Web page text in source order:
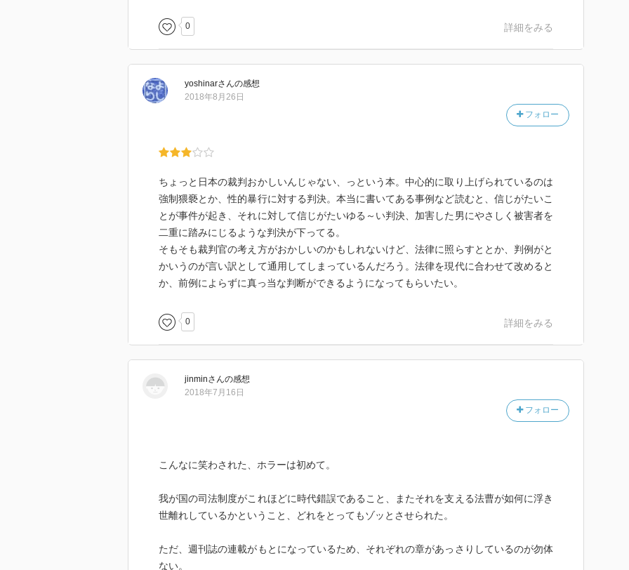
0 詳細をみる
yoshinarさんの感想
フォロー
2018年8月26日
ちょっと日本の裁判おかしいんじゃない、っという本。中心的に取り上げられているのは
強制猥褻とか、性的暴行に対する判決。本当に書いてある事例など読むと、信じがたいこ
とが事件が起き、それに対して信じがたいゆる～い判決、加害した男にやさしく被害者を
二重に踏みにじるような判決が下ってる。
そもそも裁判官の考え方がおかしいのかもしれないけど、法律に照らすととか、判例がと
かいうのが言い訳として通用してしまっているんだろう。法律を現代に合わせて改めると
か、前例によらずに真っ当な判断ができるようになってもらいたい。
0 詳細をみる
jinminさんの感想
フォロー
2018年7月16日
こんなに笑わされた、ホラーは初めて。
我が国の司法制度がこれほどに時代錯誤であること、またそれを支える法曹が如何に浮き
世離れしているかということ、どれをとってもゾッとさせられた。
ただ、週刊誌の連載がもとになっているため、それぞれの章があっさりしているのが勿体
ない。